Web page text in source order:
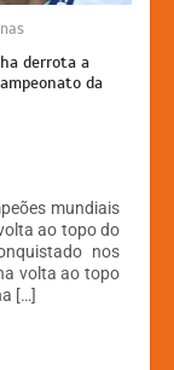
derrota a
da
mundiais
ao topo do
nos
volta ao topo
[…]